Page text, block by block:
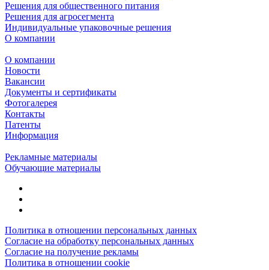
Решения для общественного питания
Решения для агросегмента
Индивидуальные упаковочные решения
О компании
О компании
Новости
Вакансии
Документы и сертификаты
Фотогалерея
Контакты
Патенты
Информация
Рекламные материалы
Обучающие материалы
Политика в отношении персональных данных
Согласие на обработку персональных данных
Согласие на получение рекламы
Политика в отношении cookie